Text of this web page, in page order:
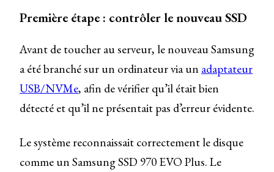
Première étape : contrôler le nouveau SSD
Avant de toucher au serveur, le nouveau Samsung
a été branché sur un ordinateur via un adaptateur
USB/NVMe, afin de vérifier qu’il était bien
détecté et qu’il ne présentait pas d’erreur évidente.
Le système reconnaissait correctement le disque
comme un Samsung SSD 970 EVO Plus. Le